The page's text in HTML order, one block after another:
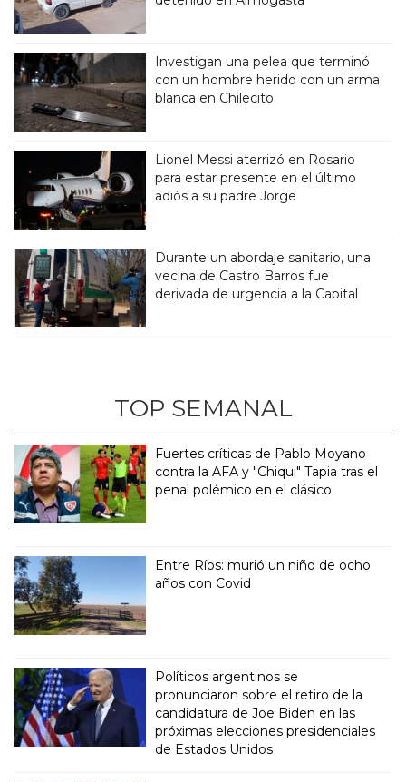
Investigan una pelea que terminó
con un hombre herido con un arma
blanca en Chilecito
Lionel Messi aterrizó en Rosario
para estar presente en el último
adiós a su padre Jorge
Durante un abordaje sanitario, una
vecina de Castro Barros fue
derivada de urgencia a la Capital
TOP SEMANAL
Fuertes críticas de Pablo Moyano
contra la AFA y "Chiqui" Tapia tras el
penal polémico en el clásico
Entre Ríos: murió un niño de ocho
años con Covid
Políticos argentinos se
pronunciaron sobre el retiro de la
candidatura de Joe Biden en las
próximas elecciones presidenciales
de Estados Unidos